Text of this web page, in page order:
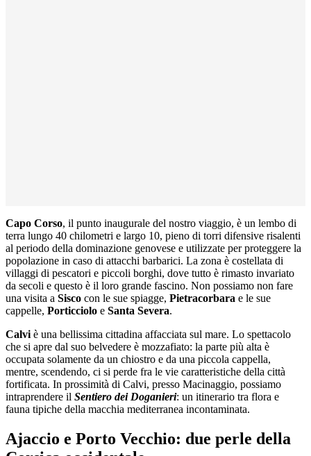
Capo Corso, il punto inaugurale del nostro viaggio, è un lembo di
terra lungo 40 chilometri e largo 10, pieno di torri difensive risalenti
al periodo della dominazione genovese e utilizzate per proteggere la
popolazione in caso di attacchi barbarici. La zona è costellata di
villaggi di pescatori e piccoli borghi, dove tutto è rimasto invariato
da secoli e questo è il loro grande fascino. Non possiamo non fare
una visita a Sisco con le sue spiagge, Pietracorbara e le sue
cappelle, Porticciolo e Santa Severa.
Calvi è una bellissima cittadina affacciata sul mare. Lo spettacolo
che si apre dal suo belvedere è mozzafiato: la parte più alta è
occupata solamente da un chiostro e da una piccola cappella,
mentre, scendendo, ci si perde fra le vie caratteristiche della città
fortificata. In prossimità di Calvi, presso Macinaggio, possiamo
intraprendere il Sentiero dei Doganieri: un itinerario tra flora e
fauna tipiche della macchia mediterranea incontaminata.
Ajaccio e Porto Vecchio: due perle della